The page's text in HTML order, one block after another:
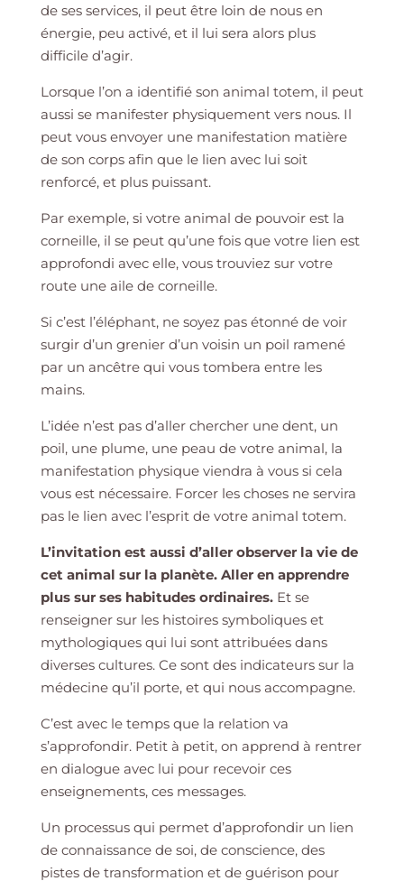
de ses services, il peut être loin de nous en
énergie, peu activé, et il lui sera alors plus
difficile d’agir.
Lorsque l’on a identifié son animal totem, il peut
aussi se manifester physiquement vers nous. Il
peut vous envoyer une manifestation matière
de son corps afin que le lien avec lui soit
renforcé, et plus puissant.
Par exemple, si votre animal de pouvoir est la
corneille, il se peut qu’une fois que votre lien est
approfondi avec elle, vous trouviez sur votre
route une aile de corneille.
Si c’est l’éléphant, ne soyez pas étonné de voir
surgir d’un grenier d’un voisin un poil ramené
par un ancêtre qui vous tombera entre les
mains.
L’idée n’est pas d’aller chercher une dent, un
poil, une plume, une peau de votre animal, la
manifestation physique viendra à vous si cela
vous est nécessaire. Forcer les choses ne servira
pas le lien avec l’esprit de votre animal totem.
L’invitation est aussi d’aller observer la vie de
cet animal sur la planète. Aller en apprendre
plus sur ses habitudes ordinaires.Et se
renseigner sur les histoires symboliques et
mythologiques qui lui sont attribuées dans
diverses cultures. Ce sont des indicateurs sur la
médecine qu’il porte, et qui nous accompagne.
C’est avec le temps que la relation va
s’approfondir. Petit à petit, on apprend à rentrer
en dialogue avec lui pour recevoir ces
enseignements, ces messages.
Un processus qui permet d’approfondir un lien
de connaissance de soi, de conscience, des
pistes de transformation et de guérison pour